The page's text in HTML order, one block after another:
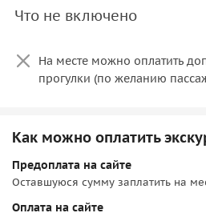
Гибкость под ваши желания
Вы увидите:
• парадную Неву и её
Ростральными колоннами;
• горделивый Медный всадник у
• изящный Благовещенский мост
Прогулка по выбранному
Что не включено
На месте можно оплатить
прогулки (по желанию
Как можно оплатить
Предоплата на сайте
Оставшуюся сумму заплатить на
Оплата на сайте